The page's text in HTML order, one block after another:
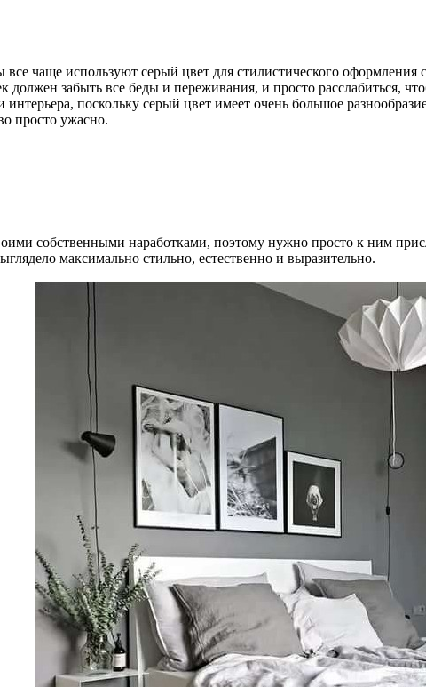
чаще используют серый цвет для стилистического
должен забыть все беды и переживания, и просто расслабиться,
поскольку серый цвет имеет очень большое
просто ужасно.
собственными наработками, поэтому нужно просто к ним
максимально стильно, естественно и выразительно.